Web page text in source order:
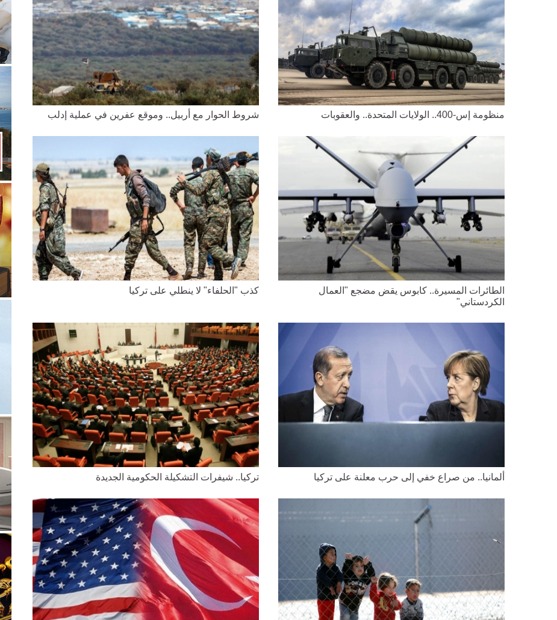
منظومة إس-400.. الولايات المتحدة.. والعقوبات شروط الحوار مع أربيل.. وموقع عفرين في عملية إدلب
الطائرات المسيرة.. كابوس يقض مضجع "العمال
الكردستاني"
كذب "الحلفاء" لا ينطلي على تركيا
ألمانيا.. من صراع خفي إلى حرب معلنة على تركيا تركيا.. شيفرات التشكيلة الحكومية الجديدة